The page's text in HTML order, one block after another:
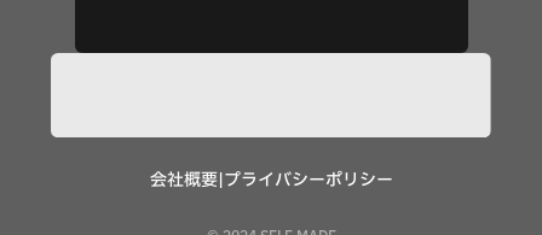
会社概要|プライバシーポリシー